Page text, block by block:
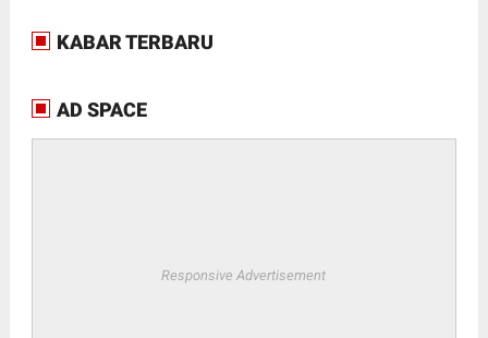
KABAR TERBARU
AD SPACE
Responsive Advertisement